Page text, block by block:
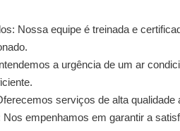
Nossa equipe é treinada e
a urgência de um ar
serviços de alta
Nos empenhamos em garantir a